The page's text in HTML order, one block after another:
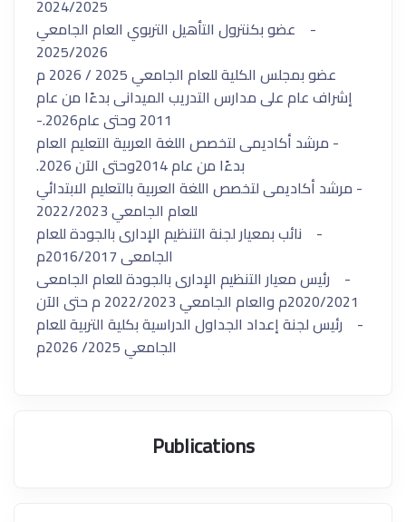
2024/2025
- عضو بكنترول التأهيل التربوي العام الجامعي
2025/2026
عضو بمجلس الكلية للعام الجامعي 2025 / 2026 م
إشراف عام على مدارس التدريب الميدانى بدءًا من عام
2011 وحتى عام2026.-
- مرشد أكاديمى لتخصص اللغة العربية التعليم العام
بدءًا من عام 2014وحتى الآن 2026.
- مرشد أكاديمى لتخصص اللغة العربية بالتعليم الابتدائي
للعام الجامعي 2022/2023
- نائب بمعيار لجنة التنظيم الإدارى بالجودة للعام
الجامعى 2016/2017م
- رئيس معيار التنظيم الإدارى بالجودة للعام الجامعى
2020/2021م والعام الجامعي 2022/2023 م حتى الآن
- رئيس لجنة إعداد الجداول الدراسية بكلية التربية للعام
الجامعي 2025/ 2026م
Publications